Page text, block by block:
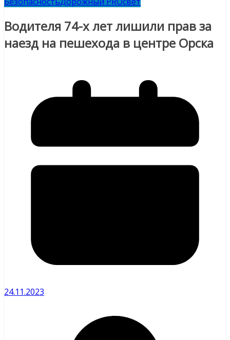
Водителя 74-х лет лишили прав за
наезд на пешехода в центре Орска
24.11.2023